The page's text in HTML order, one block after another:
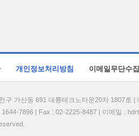
개인정보처리방침 이메일무단수
구 가산동 691 대륭테크노타운20차 1807
7896 | Fax : 02-2225-8487 | 이메일 :